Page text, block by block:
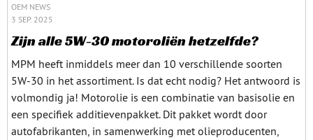
OEM NEWS
3 SEP. 2025
Zijn alle 5W-30 motoroliën hetzelfde?
MPM heeft inmiddels meer dan 10 verschillende soorten
5W-30 in het assortiment. Is dat echt nodig? Het antwoord is
volmondig ja! Motorolie is een combinatie van basisolie en
een specifiek additievenpakket. Dit pakket wordt door
autofabrikanten, in samenwerking met olieproducenten,